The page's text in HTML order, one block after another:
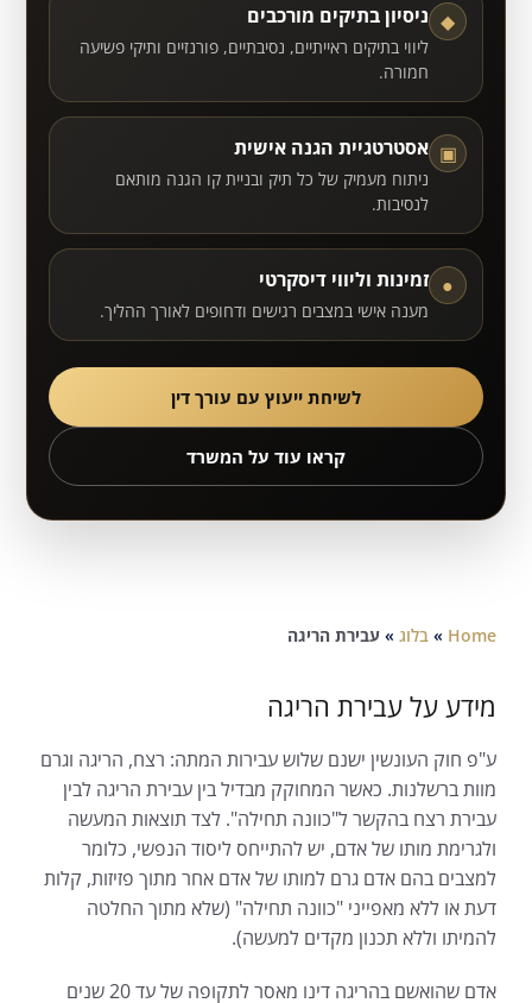
◆ ניסיון בתיקים מורכבים
ליווי בתיקים ראייתיים, נסיבתיים, פורנזיים ותיקי פשיעה
חמורה.
▣ אסטרטגיית הגנה אישית
ניתוח מעמיק של כל תיק ובניית קו הגנה מותאם
לנסיבות.
● זמינות וליווי דיסקרטי
מענה אישי במצבים רגישים ודחופים לאורך ההליך.
לשיחת ייעוץ עם עורך דין
קראו עוד על המשרד
Home
» בלוג » עבירת הריגה
מידע על עבירת הריגה
ע"פ חוק העונשין ישנם שלוש עבירות המתה: רצח, הריגה וגרם
מוות ברשלנות. כאשר המחוקק מבדיל בין עבירת הריגה לבין
עבירת רצח בהקשר ל"כוונה תחילה". לצד תוצאות המעשה
ולגרימת מותו של אדם, יש להתייחס ליסוד הנפשי, כלומר
למצבים בהם אדם גרם למותו של אדם אחר מתוך פזיזות, קלות
דעת או ללא מאפייני "כוונה תחילה" (שלא מתוך החלטה
להמיתו וללא תכנון מקדים למעשה).
אדם שהואשם בהריגה דינו מאסר לתקופה של עד 20 שנים